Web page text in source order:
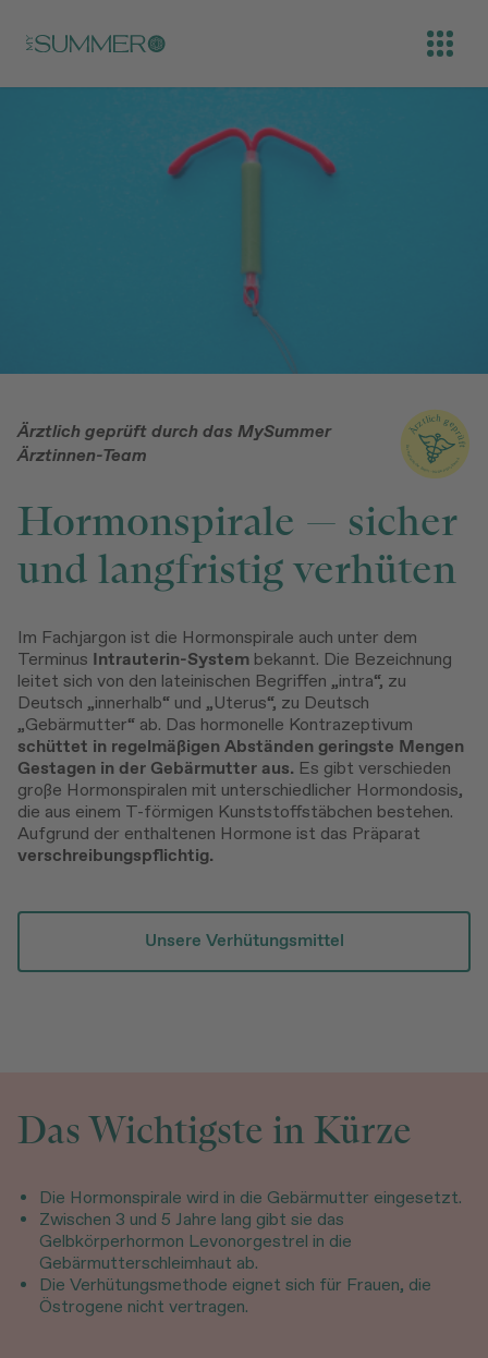
Open
Ärztlich geprüft durch das MySummer
Ärztinnen-Team
Hormonspirale — sicher
und langfristig verhüten
Im Fachjargon ist die Hormonspirale auch unter dem
Terminus Intrauterin-System bekannt. Die Bezeichnung
leitet sich von den lateinischen Begriffen „intra“, zu
Deutsch „innerhalb“ und „Uterus“, zu Deutsch
„Gebärmutter“ ab. Das hormonelle Kontrazeptivum
schüttet in regelmäßigen Abständen geringste Mengen
Gestagen in der Gebärmutter aus. Es gibt verschieden
große Hormonspiralen mit unterschiedlicher Hormondosis,
die aus einem T-förmigen Kunststoffstäbchen bestehen.
Aufgrund der enthaltenen Hormone ist das Präparat
verschreibungspflichtig.
Unsere Verhütungsmittel
Das Wichtigste in Kürze
Die Hormonspirale wird in die Gebärmutter eingesetzt.
Zwischen 3 und 5 Jahre lang gibt sie das
Gelbkörperhormon Levonorgestrel in die
Gebärmutterschleimhaut ab.
Die Verhütungsmethode eignet sich für Frauen, die
Östrogene nicht vertragen.